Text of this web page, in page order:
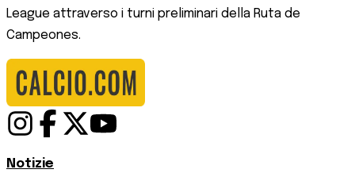
League attraverso i turni preliminari della Ruta de
Campeones.
Notizie